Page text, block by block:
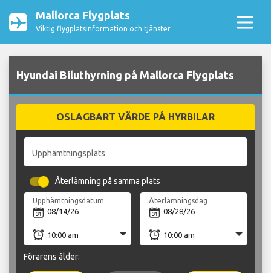
Mallorca Flygplats
Viktig flygplatsinformation och tjänster
Hyundai Biluthyrning på Mallorca Flygplats
OSLAGBART VÄRDE PÅ HYRBILAR
Upphämtningsplats
Återlämning på samma plats
Upphämtningsdatum Återlämningsdag
Förarens ålder: